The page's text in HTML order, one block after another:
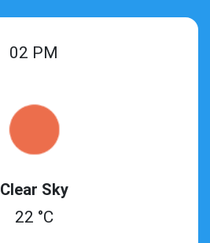
02 PM
Clear Sky
22 °C